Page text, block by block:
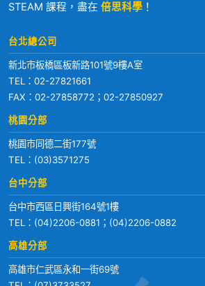
STEAM 課程，盡在 倍思科學 ！
台北總公司
新北市板橋區板新路101號9樓A室
TEL： 02-27821661
FAX：02-27858772；02-27850927
桃園分部
桃園市同德二街177號
TEL： (03)3571275
台中分部
台中市西區日興街164號1樓
TEL： (04)2206-0881 ； (04)2206-0882
高雄分部
高雄市仁武區永和一街69號